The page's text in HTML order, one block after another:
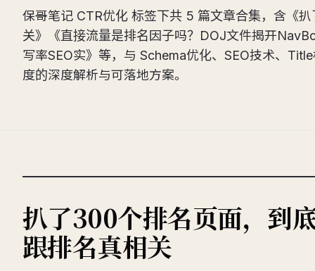
保哥笔记 CTR优化 标签下共 5 篇文章合集，含《
关》《直接流量是排名因子吗？DOJ文件揭开
写率SEO实》等，与 Schema优化、SEO技术、
度的深度解析与可落地方案。
扒了300个排名页面，到
跟排名真相关